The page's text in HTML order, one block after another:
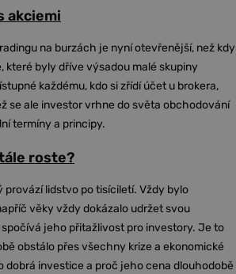
akciemi
na burzách je nyní otevřenější, než kdy
které byly dříve výsadou malé skupiny
každému, kdo si zřídí účet u brokera,
se ale investor vrhne do světa obchodování
termíny a principy.
roste?
provází lidstvo po tisíciletí. Vždy bylo
věky vždy dokázalo udržet svou
jeho přitažlivost pro investory. Je to
obstálo přes všechny krize a ekonomické
dobrá investice a proč jeho cena dlouhodobě